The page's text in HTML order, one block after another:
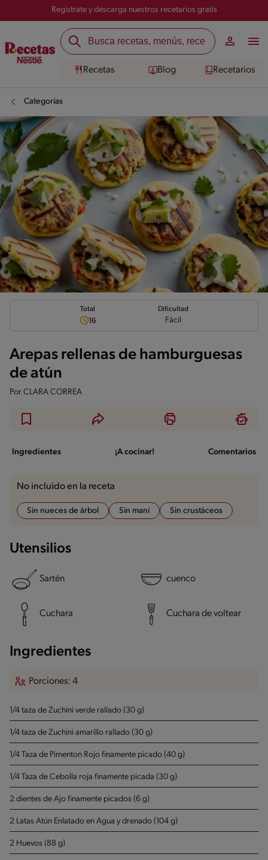
Registrate y descarga nuestros recetarios gratis
Recetas Blog Recetarios
Categorías
Total
16
Dificultad
Fácil
Arepas rellenas de hamburguesas
de atún
Por CLARA CORREA
Ingredientes ¡A cocinar! Comentarios
No incluido en la receta
Sin nueces de árbol Sin maní Sin crustáceos
Utensilios
Sartén cuenco
Cuchara Cuchara de voltear
Ingredientes
Porciones: 4
1/4 taza de Zuchini verde rallado (30 g)
1/4 taza de Zuchini amarillo rallado (30 g)
1/4 Taza de Pimenton Rojo finamente picado (40 g)
1/4 Taza de Cebolla roja finamente picada (30 g)
2 dientes de Ajo finamente picados (6 g)
2 Latas Atún Enlatado en Agua y drenado (104 g)
2 Huevos (88 g)